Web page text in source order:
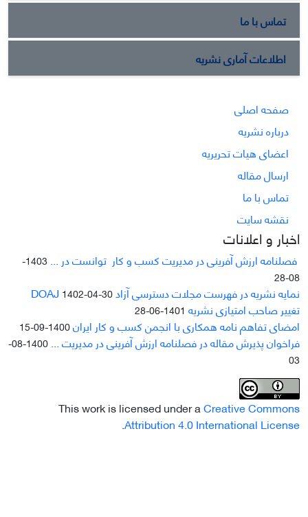
تماس با ما
اطلاعات آماری نشریه
صفحه اصلی
درباره نشریه
اعضای هیات تحریریه
ارسال مقاله
تماس با ما
نقشه سایت
اخبار و اعلانات
فصلنامه ارزش آفرینی در مدیریت کسب و کار توانست در ...
1403-
08-28
نمایه نشریه در فهرست مجلات دسترسی آزاد DOAJ1402-04-30
تغییر صاحب امتیازی نشریه 1401-06-28
امضای تفاهم نامه همکاری با انجمن کسب و کار ایران1400-09-15
فراخوان پذیرش مقاله در فصلنامه ارزش آفرینی در مدیریت ...
1400-08-
03
This work is licensed under aCreative Commons
Attribution 4.0 International License
.